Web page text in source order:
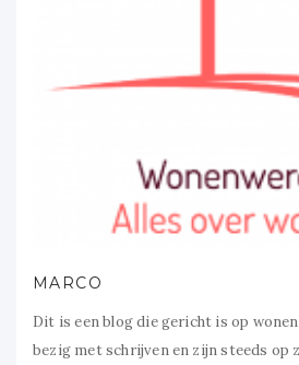
MARCO
Dit is een blog die gericht is op
bezig met schrijven en zijn steeds op